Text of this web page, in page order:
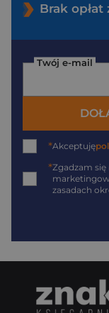
Brak
Twój e-mail
*Akceptuję
*Zgadzam
zasadach